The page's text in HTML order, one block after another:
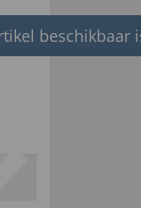
beschikbaar